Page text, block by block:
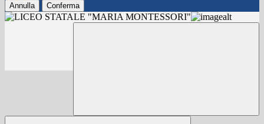
Annulla Conferma